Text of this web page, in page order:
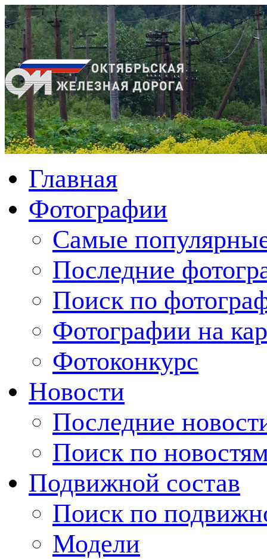
Главная
Фотографии
Cамые
Последние
Поиск по
Фотографии на
Фотоконкурс
Новости
Последние
Поиск по
Подвижной состав
Поиск по
Модели